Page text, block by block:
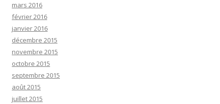
mars 2016
février 2016
janvier 2016
décembre 2015
novembre 2015
octobre 2015
septembre 2015
août 2015
juillet 2015